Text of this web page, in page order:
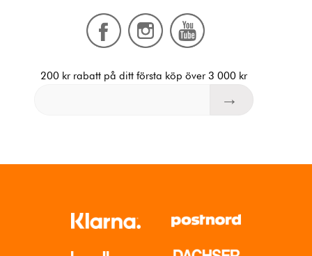
200 kr rabatt på ditt första köp över 3 000 kr